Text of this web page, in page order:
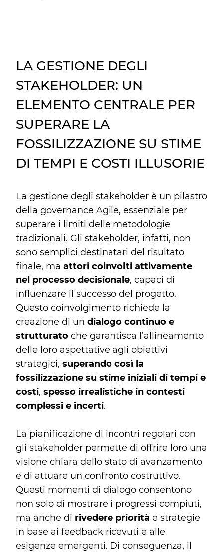
LA GESTIONE DEGLI
STAKEHOLDER: UN
ELEMENTO CENTRALE PER
SUPERARE LA
FOSSILIZZAZIONE SU STIME
DI TEMPI E COSTI ILLUSORIE
La gestione degli stakeholder è un pilastro
della governance Agile, essenziale per
superare i limiti delle metodologie
tradizionali. Gli stakeholder, infatti, non
sono semplici destinatari del risultato
finale, ma attori coinvolti attivamente
nel processo decisionale, capaci di
influenzare il successo del progetto.
Questo coinvolgimento richiede la
creazione di un dialogo continuo e
strutturato che garantisca l’allineamento
delle loro aspettative agli obiettivi
strategici, superando così la
fossilizzazione su stime iniziali di tempi e
costi, spesso irrealistiche in contesti
complessi e incerti.
La pianificazione di incontri regolari con
gli stakeholder permette di offrire loro una
visione chiara dello stato di avanzamento
e di attuare un confronto costruttivo.
Questi momenti di dialogo consentono
non solo di mostrare i progressi compiuti,
ma anche di rivedere priorità e strategie
in base ai feedback ricevuti e alle
esigenze emergenti. Di conseguenza, il